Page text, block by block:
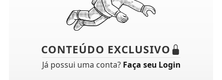
CONTEÚDO EXCLUSIVO
Já possui uma conta? Faça seu Login